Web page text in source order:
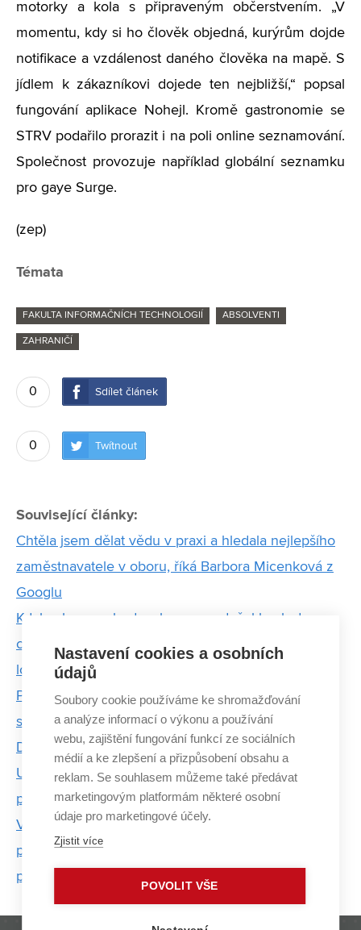
motorky a kola s připraveným občerstvením. „V
momentu, kdy si ho člověk objedná, kurýrům dojde
notifikace a vzdálenost daného člověka na mapě. S
jídlem k zákazníkovi dojede ten nejbližší,“ popsal
fungování aplikace Nohejl. Kromě gastronomie se
STRV podařilo prorazit i na poli online seznamování.
Společnost provozuje například globální seznamku
pro gaye Surge.
(zep)
Témata
FAKULTA INFORMAČNÍCH TECHNOLOGIÍ ABSOLVENTI
ZAHRANIČÍ
0 Sdílet článek
0 Twítnout
Související články:
Chtěla jsem dělat vědu v praxi a hledala nejlepšího
zaměstnavatele v oboru, říká Barbora Micenková z
Googlu
Kdybych se rozhodoval znovu, odešel bych do
ciziny už na škole, říká absolvent FIT působící v
londýnském City
Poznatky přibývají tak rychle, že není v lidských
silách informace třídit, myslí si absolventka FIT VUT
Drahomíra Herrmannová
Umělá inteligence pouze rozšíří inteligenci
přirozenou, tvrdí Mikolov z Facebooku
V productboardu definujeme nová pravidla
produktového managementu. Klíčové je umět se
přizpůsobit, říká absolvent FIT
Nastavení cookies a osobních
údajů
Soubory cookie používáme ke shromažďování
a analýze informací o výkonu a používání
webu, zajištění fungování funkcí ze sociálních
médií a ke zlepšení a přizpůsobení obsahu a
reklam. Se souhlasem můžeme také předávat
marketingovým platformám některé osobní
údaje pro marketingové účely.
Zjistit více
POVOLIT VŠE